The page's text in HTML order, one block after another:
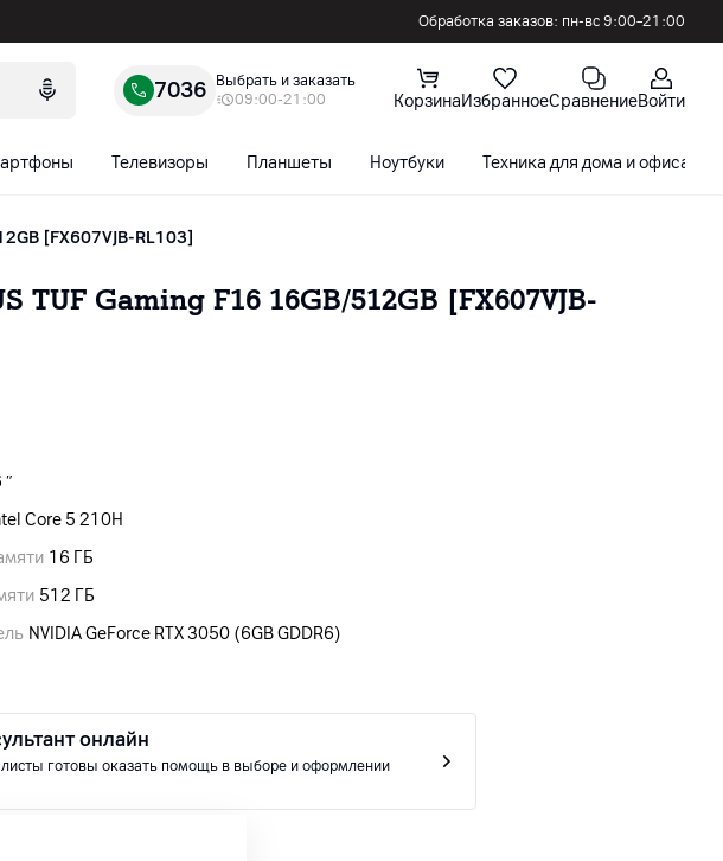
Обработка заказов: пн-вс 9:00–21:00
7036
Выбрать и заказать
09:00-21:00
КорзинаИзбранноеСравнениеВойти
Телевизоры Планшеты Ноутбуки Техника для дома и офиса
[FX607VJB-RL103]
TUF Gaming F16 16GB/512GB [FX607VJB-
″
Core 5 210H
16 ГБ
512 ГБ
NVIDIA GeForce RTX 3050 (6GB GDDR6)
онлайн
готовы оказать помощь в выборе и оформлении